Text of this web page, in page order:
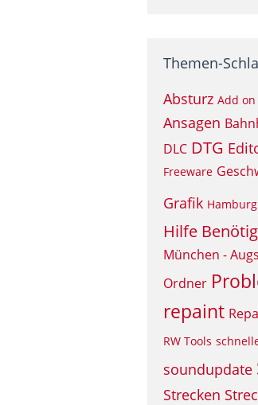
Themen-
Absturz Add on
Ansagen
DLC DTG
Freeware
Grafik Hamburg
Hilfe
München -
Ordner
repaint
RW Tools
soundupdate
Strecken